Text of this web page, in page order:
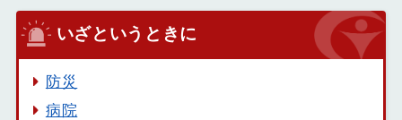
いざというときに
防災
病院